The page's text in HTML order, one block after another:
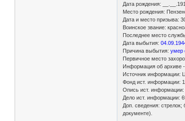
Дата рождения:
Место рождения:
Дата и место призыва:
Воинское звание:
Последнее место
Дата выбытия:
Причина выбытия: умер
Первичное место
Информация об архиве -
Источник информации:
Фонд ист. информации:
Опись ист. информации:
Дело ист. информации:
Доп. сведения:
документе).